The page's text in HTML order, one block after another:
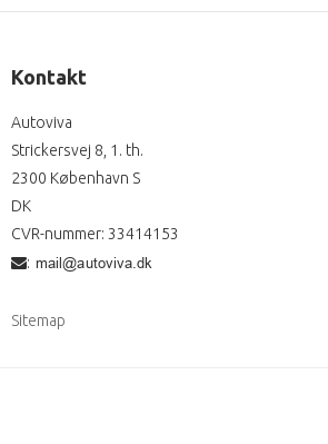
Kontakt
Autoviva
Strickersvej 8, 1. th.
2300 København S
DK
CVR-nummer: 33414153
:
Sitemap